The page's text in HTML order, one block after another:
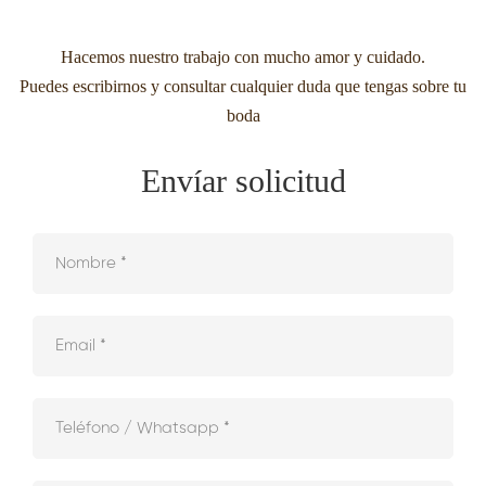
Hacemos nuestro trabajo con mucho amor y cuidado.
Puedes escribirnos y consultar cualquier duda que tengas sobre tu
boda
Envíar solicitud